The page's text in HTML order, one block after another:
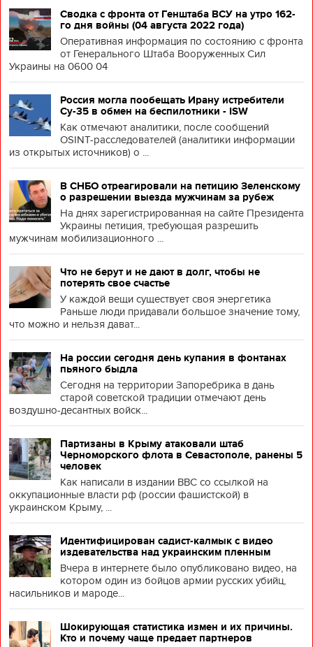
Сводка с фронта от Генштаба ВСУ на утро 162-
го дня войны (04 августа 2022 года)
Оперативная информация по состоянию с фронта
от Генерального Штаба Вооруженных Сил
Украины на 0600 04
Россия могла пообещать Ирану истребители
Су-35 в обмен на беспилотники - ISW
Как отмечают аналитики, после сообщений
OSINT-расследователей (аналитики информации
из открытых источников) о ...
В СНБО отреагировали на петицию Зеленскому
о разрешении выезда мужчинам за рубеж
На днях зарегистрированная на сайте Президента
Украины петиция, требующая разрешить
мужчинам мобилизационного ...
Что не берут и не дают в долг, чтобы не
потерять свое счастье
У каждой вещи существует своя энергетика
Раньше люди придавали большое значение тому,
что можно и нельзя дават...
На россии сегодня день купания в фонтанах
пьяного быдла
Сегодня на территории Запоребрика в дань
старой советской традиции отмечают день
воздушно-десантных войск...
Партизаны в Крыму атаковали штаб
Черноморского флота в Севастополе, ранены 5
человек
Как написали в издании BBC со ссылкой на
оккупационные власти рф (россии фашистской) в
украинском Крыму, ...
Идентифицирован садист-калмык с видео
издевательства над украинским пленным
Вчера в интернете было опубликовано видео, на
котором один из бойцов армии русских убийц,
насильников и мароде...
Шокирующая статистика измен и их причины.
Кто и почему чаще предает партнеров